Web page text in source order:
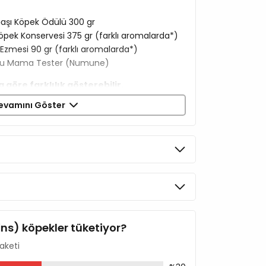
Köpek Ödülü 300 gr
Konservesi 375 gr (farklı aromalarda*)
90 gr (farklı aromalarda*)
Mama Tester (Numune)
farklılık gösterebilir.
ambalajındadır.
talimatları kendi orijinal ambalajları
güneş ışığından uzakta muhafaza edin.
Her zaman taze ve temiz içme suyu
Göster
köpekler tüketiyor?